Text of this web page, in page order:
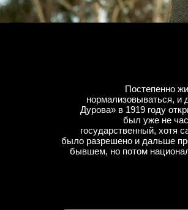
Постепенно
нормализовываться, и
Дурова» в 1919 году
был уже не
государственный, хотя
было разрешено и дальше
бывшем, но потом